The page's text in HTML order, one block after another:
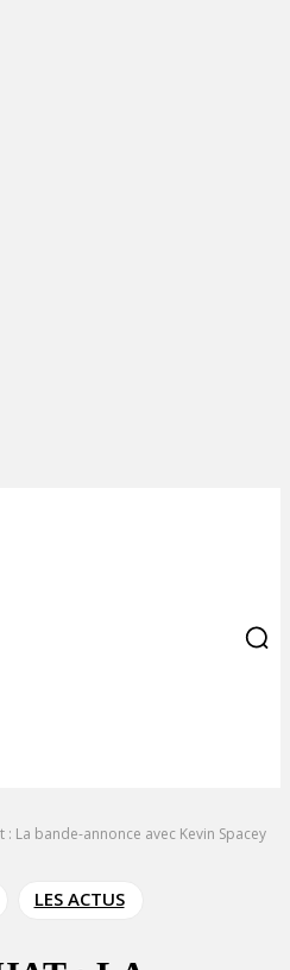
: La bande-annonce avec Kevin Spacey
LES ACTUS